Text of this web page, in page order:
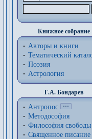
Книжное собрание
Авторы и книги
Тематический
Поэзия
Астрология
Г.А. Бондарев
Антропос
Методософия
Философия cвободы
Священное писание